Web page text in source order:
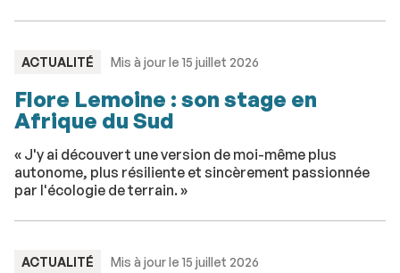
TYPE
ACTUALITÉ Mis à jour le 15 juillet 2026
Flore Lemoine : son stage en
Afrique du Sud
« J'y ai découvert une version de moi-même plus
autonome, plus résiliente et sincèrement passionnée
par l'écologie de terrain. »
TYPE
ACTUALITÉ Mis à jour le 15 juillet 2026